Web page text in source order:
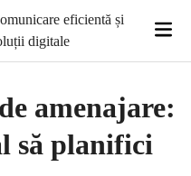
eficientă și
digitale
amenajare:
să planifici